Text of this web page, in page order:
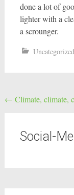
done a lot of
lighter with a
a scrounger.
Uncategorized
Post
← Climate, climate,
Social-